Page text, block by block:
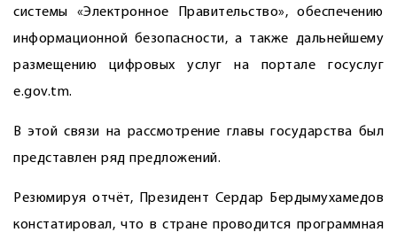
системы «Электронное Правительство», обеспечению
информационной безопасности, а также дальнейшему
размещению цифровых услуг на портале госуслуг
e.gov.tm.
В этой связи на рассмотрение главы государства был
представлен ряд предложений.
Резюмируя отчёт, Президент Сердар Бердымухамедов
констатировал, что в стране проводится программная